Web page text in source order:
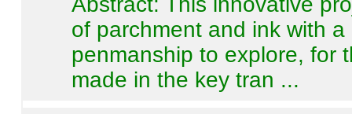
of parchment and ink with
penmanship to explore, for
made in the key tran ...